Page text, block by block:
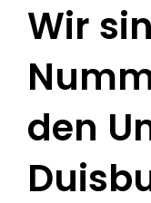
Wir
den